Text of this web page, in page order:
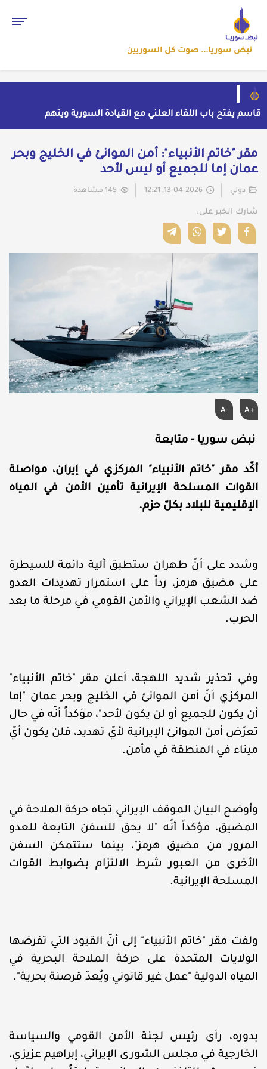
نبض سوريا... صوت كل السوريين
قاسم يفتح باب اللقاء العلني مع القيادة السورية ويتهم
السلطة في بيروت بـ"خدمة إسرائيل"
بسبب موجة الحر والجفاف... فرنسا توقف تشغيل 3
العراقي
من الاستيلاء على الأراضي إلى اعتقال الصحفيين: ملف
فساد وزير الزراعة باسل سويدان في العهد الجديد
إلى متى يبقى أطفال سوريا رهائن للخطف والجريمة وسط
غياب الأمان؟
مقر "خاتم الأنبياء": أمن الموانئ في الخليج وبحر
عمان إما للجميع أو ليس لأحد
دولي
شارك الخبر على:
A+
A-
نبض سوريا - متابعة
أكّد مقر "خاتم الأنبياء" المركزي في إيران، مواصلة
القوات المسلحة الإيرانية تأمين الأمن في المياه
الإقليمية للبلاد بكلّ حزم.
وشدد على أنّ طهران ستطبق آلية دائمة للسيطرة
على مضيق هرمز، رداً على استمرار تهديدات العدو
ضد الشعب الإيراني والأمن القومي في مرحلة ما بعد
الحرب.
وفي تحذير شديد اللهجة، أعلن مقر "خاتم الأنبياء"
المركزي أنّ أمن الموانئ في الخليج وبحر عمان "إما
أن يكون للجميع أو لن يكون لأحد"، مؤكداً أنّه في حال
تعرّض أمن الموانئ الإيرانية لأيّ تهديد، فلن يكون أيّ
ميناء في المنطقة في مأمن.
وأوضح البيان الموقف الإيراني تجاه حركة الملاحة في
المضيق، مؤكداً أنّه "لا يحق للسفن التابعة للعدو
المرور من مضيق هرمز"، بينما ستتمكن السفن
الأخرى من العبور شرط الالتزام بضوابط القوات
المسلحة الإيرانية.
ولفت مقر "خاتم الأنبياء" إلى أنّ القيود التي تفرضها
الولايات المتحدة على حركة الملاحة البحرية في
المياه الدولية "عمل غير قانوني ويُعدّ قرصنة بحرية".
بدوره، رأى رئيس لجنة الأمن القومي والسياسة
الخارجية في مجلس الشورى الإيراني، إبراهيم عزيزي،